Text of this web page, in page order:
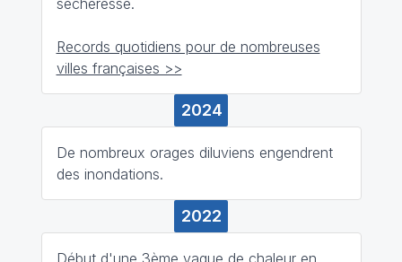
Records quotidiens pour de nombreuses
villes françaises >>
2024
De nombreux orages diluviens engendrent
des inondations.
2022
Début d'une 3ème vague de chaleur en